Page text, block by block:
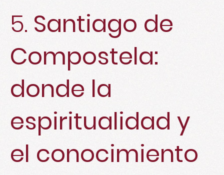
5. Santiago de
Compostela:
donde la
espiritualidad y
el conocimiento